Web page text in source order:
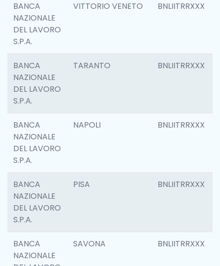
BANCA
NAZIONALE
DEL LAVORO
S.P.A.
VITTORIO VENETO BNLIITRRXXX
BANCA
NAZIONALE
DEL LAVORO
S.P.A.
TARANTO BNLIITRRXXX
BANCA
NAZIONALE
DEL LAVORO
S.P.A.
NAPOLI BNLIITRRXXX
BANCA
NAZIONALE
DEL LAVORO
S.P.A.
PISA BNLIITRRXXX
BANCA
NAZIONALE
SAVONA BNLIITRRXXX